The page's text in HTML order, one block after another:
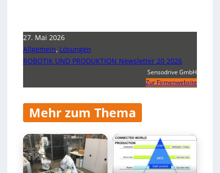
27. Mai 2026
Allgemein, Lösungen
ROBOTIK UND PRODUKTION Newsletter 20 2026
Sensodrive GmbH
Zur Firmenwebsite
Mehr zum Thema